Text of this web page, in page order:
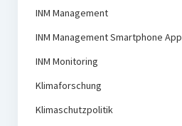
INM Management
INM Management Smartphone App
INM Monitoring
Klimaforschung
Klimaschutzpolitik